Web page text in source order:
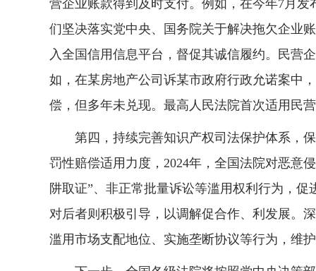
营企业账款得到及时支付。例如，在今年7月
们坚决落实党中央、国务院关于解决拖欠企业
入全国信用信息平台，督促其诚信履约。民营
如，在某房地产公司诉某市政府行政允诺案中
偿，但多年未兑现。最高人民法院首次适用民
第四，持续完善知识产权司法保护体系，保
罚性赔偿适用力度，2024年，全国法院对恶意
阱取证”、非正常批量诉讼等滥用权利行为，
对后者则积极引导，以调解促合作、利发展。
滥用市场支配地位、实施垄断协议等行为，维